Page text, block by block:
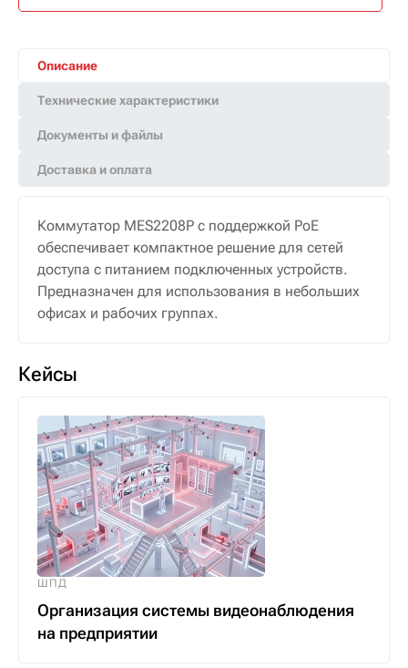
Описание
Технические характеристики
Документы и файлы
Доставка и оплата
Коммутатор MES2208P с поддержкой PoE
обеспечивает компактное решение для сетей
доступа с питанием подключенных устройств.
Предназначен для использования в небольших
офисах и рабочих группах.
Кейсы
ШПД
Организация системы видеонаблюдения
на предприятии